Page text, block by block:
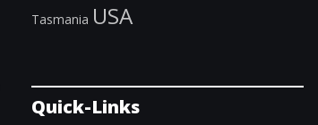
Tasmania USA
Quick-Links